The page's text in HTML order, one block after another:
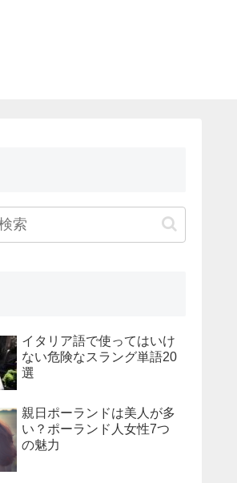
イタリア語で使ってはいけ
ない危険なスラング単語20
選
親日ポーランドは美人が多
い？ポーランド人女性7つ
の魅力